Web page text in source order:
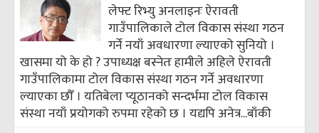
लेफ्ट रिभ्यु अनलाइनः ऐरावती
गाउँपालिकाले टोल विकास संस्था गठन
गर्ने नयाँ अवधारणा ल्याएको सुनियो ।
खासमा यो के हो ? उपाध्यक्ष बस्नेतः हामीले अहिले ऐरावती
गाउँपालिकामा टोल विकास संस्था गठन गर्ने अवधारणा
ल्याएका छौँ । यतिबेला प्यूठानको सन्दर्भमा टोल विकास
संस्था नयाँ प्रयोगको रुपमा रहेको छ । यद्यपि अनेत्र...बाँकी